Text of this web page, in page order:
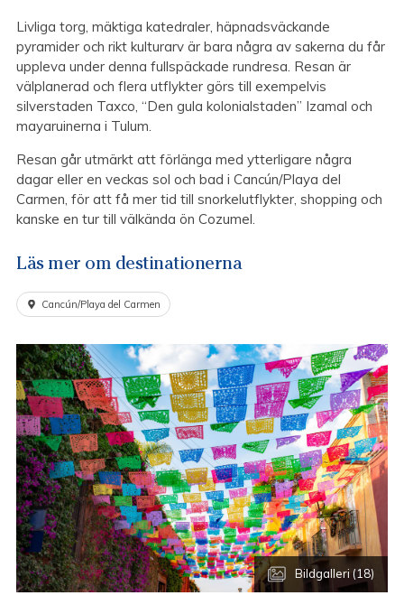
Livliga torg, mäktiga katedraler, häpnadsväckande
pyramider och rikt kulturarv är bara några av sakerna du får
uppleva under denna fullspäckade rundresa. Resan är
välplanerad och flera utflykter görs till exempelvis
silverstaden Taxco, “Den gula kolonialstaden” Izamal och
mayaruinerna i Tulum.
Resan går utmärkt att förlänga med ytterligare några
dagar eller en veckas sol och bad i Cancún/Playa del
Carmen, för att få mer tid till snorkelutflykter, shopping och
kanske en tur till välkända ön Cozumel.
Läs mer om destinationerna
Cancún/Playa del Carmen
Bildgalleri (18)